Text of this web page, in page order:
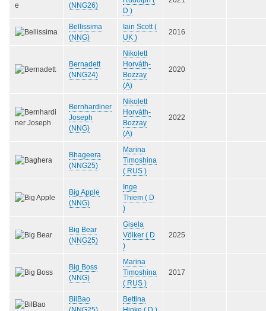
(NNG26)
D )
Bellissima
(NNG)
Iain Scott (
UK )
2016
Bernadett
(NNG24)
Nikolett
Horváth-
Bozzay
(A)
2020
Bernhardiner
Joseph
(NNG)
Nikolett
Horváth-
Bozzay
(A)
2022
Bhageera
(NNG25)
Marina
Timoshina
( RUS )
Big Apple
(NNG)
Inge
Thiem ( D
)
Big Bear
(NNG25)
Gisela
Völker ( D
)
2025
Big Boss
(NNG)
Marina
Timoshina
( RUS )
2017
BilBao
Bettina